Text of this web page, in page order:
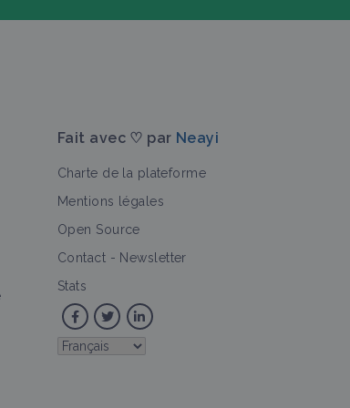
Fait avec ♡ par Neayi
Charte de la plateforme
Mentions légales
Open Source
Contact - Newsletter
Stats